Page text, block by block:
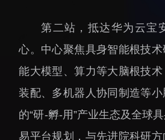
国合项目
出国境事务
控
成
第二站，抵达华为云宝
心。中心聚焦具身智能根技
能大模型、算力等大脑根技
装配、多机器人协同制造等
的“研-孵-用”产业生态及全球
易平台规划，与先进院科研